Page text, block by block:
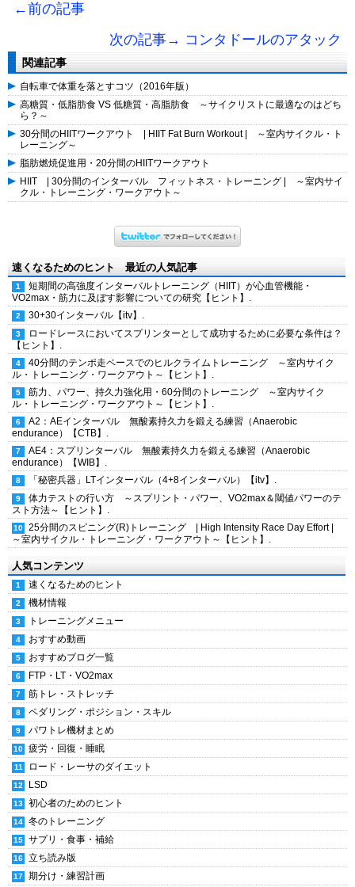
←前の記事
次の記事→ コンタドールのアタック
関連記事
自転車で体重を落とすコツ（2016年版）
高糖質・低脂肪食 VS 低糖質・高脂肪食 ～サイクリストに最適なのはどち
ら？～
30分間のHIITワークアウト | HIIT Fat Burn Workout | ～室内サイクル・ト
レーニング～
脂肪燃焼促進用・20分間のHIITワークアウト
HIIT | 30分間のインターバル フィットネス・トレーニング | ～室内サイ
クル・トレーニング・ワークアウト～
速くなるためのヒント 最近の人気記事
短期間の高強度インターバルトレーニング（HIIT）が心血管機能・
VO2max・筋力に及ぼす影響についての研究【ヒント】.
30+30インターバル【itv】.
ロードレースにおいてスプリンターとして成功するために必要な条件は？
【ヒント】.
40分間のテンポ走ペースでのヒルクライムトレーニング ～室内サイク
ル・トレーニング・ワークアウト～【ヒント】.
筋力、パワー、持久力強化用・60分間のトレーニング ～室内サイク
ル・トレーニング・ワークアウト～【ヒント】.
A2：AEインターバル 無酸素持久力を鍛える練習（Anaerobic
endurance）【CTB】.
AE4：スプリンターバル 無酸素持久力を鍛える練習（Anaerobic
endurance）【WIB】.
「秘密兵器」LTインターバル（4+8インターバル）【itv】.
体力テストの行い方 ～スプリント・パワー、VO2max＆閾値パワーのテ
スト方法～【ヒント】.
25分間のスピニング(R)トレーニング | High Intensity Race Day Effort |
～室内サイクル・トレーニング・ワークアウト～【ヒント】.
人気コンテンツ
速くなるためのヒント
機材情報
トレーニングメニュー
おすすめ動画
おすすめブログ一覧
FTP・LT・VO2max
筋トレ・ストレッチ
ペダリング・ポジション・スキル
パワトレ機材まとめ
疲労・回復・睡眠
ロード・レーサのダイエット
LSD
初心者のためのヒント
冬のトレーニング
サプリ・食事・補給
立ち読み版
期分け・練習計画